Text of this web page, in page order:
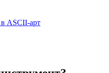
ASCII-арт